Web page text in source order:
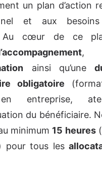
un plan d’action
et aux
Au cœur de ce
,
ainsi qu’une
obligatoire
entreprise,
du bénéficiaire.
minimum 15 heures
pour tous les